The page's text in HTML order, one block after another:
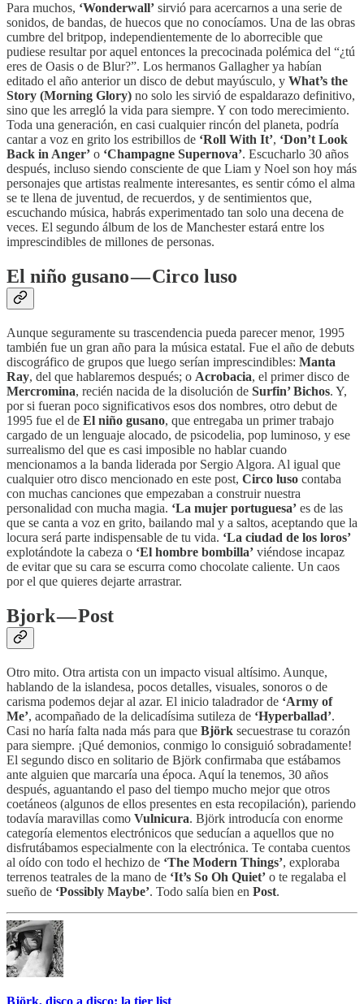
Para muchos, ‘Wonderwall’ sirvió para acercarnos a una serie de
sonidos, de bandas, de huecos que no conocíamos. Una de las obras
cumbre del britpop, independientemente de lo aborrecible que
pudiese resultar por aquel entonces la precocinada polémica del “¿tú
eres de Oasis o de Blur?”. Los hermanos Gallagher ya habían
editado el año anterior un disco de debut mayúsculo, y What’s the
Story (Morning Glory) no solo les sirvió de espaldarazo definitivo,
sino que les arregló la vida para siempre. Y con todo merecimiento.
Toda una generación, en casi cualquier rincón del planeta, podría
cantar a voz en grito los estribillos de ‘Roll With It’, ‘Don’t Look
Back in Anger’ o ‘Champagne Supernova’. Escucharlo 30 años
después, incluso siendo consciente de que Liam y Noel son hoy más
personajes que artistas realmente interesantes, es sentir cómo el alma
se te llena de juventud, de recuerdos, y de sentimientos que,
escuchando música, habrás experimentado tan solo una decena de
veces. El segundo álbum de los de Manchester estará entre los
imprescindibles de millones de personas.
El niño gusano — Circo luso
Aunque seguramente su trascendencia pueda parecer menor, 1995
también fue un gran año para la música estatal. Fue el año de debuts
discográfico de grupos que luego serían imprescindibles: Manta
Ray, del que hablaremos después; o Acrobacia, el primer disco de
Mercromina, recién nacida de la disolución de Surfin’ Bichos. Y,
por si fueran poco significativos esos dos nombres, otro debut de
1995 fue el de El niño gusano, que entregaba un primer trabajo
cargado de un lenguaje alocado, de psicodelia, pop luminoso, y ese
surrealismo del que es casi imposible no hablar cuando
mencionamos a la banda liderada por Sergio Algora. Al igual que
cualquier otro disco mencionado en este post, Circo luso contaba
con muchas canciones que empezaban a construir nuestra
personalidad con mucha magia. ‘La mujer portuguesa’ es de las
que se canta a voz en grito, bailando mal y a saltos, aceptando que la
locura será parte indispensable de tu vida. ‘La ciudad de los loros’
explotándote la cabeza o ‘El hombre bombilla’ viéndose incapaz
de evitar que su cara se escurra como chocolate caliente. Un caos
por el que quieres dejarte arrastrar.
Bjork — Post
Otro mito. Otra artista con un impacto visual altísimo. Aunque,
hablando de la islandesa, pocos detalles, visuales, sonoros o de
carisma podemos dejar al azar. El inicio taladrador de ‘Army of
Me’, acompañado de la delicadísima sutileza de ‘Hyperballad’.
Casi no haría falta nada más para que Björk secuestrase tu corazón
para siempre. ¡Qué demonios, conmigo lo consiguió sobradamente!
El segundo disco en solitario de Björk confirmaba que estábamos
ante alguien que marcaría una época. Aquí la tenemos, 30 años
después, aguantando el paso del tiempo mucho mejor que otros
coetáneos (algunos de ellos presentes en esta recopilación), pariendo
todavía maravillas como Vulnicura. Björk introducía con enorme
categoría elementos electrónicos que seducían a aquellos que no
disfrutábamos especialmente con la electrónica. Te contaba cuentos
al oído con todo el hechizo de ‘The Modern Things’, exploraba
terrenos teatrales de la mano de ‘It’s So Oh Quiet’ o te regalaba el
sueño de ‘Possibly Maybe’. Todo salía bien en Post.
Björk, disco a disco: la tier list